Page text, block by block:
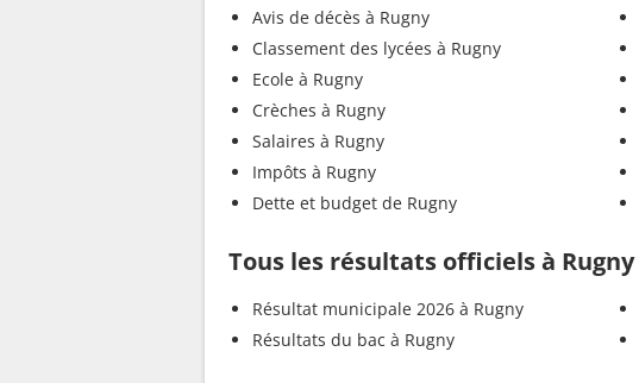
Avis de décès à Rugny
Classement des lycées à Rugny
Ecole à Rugny
Crèches à Rugny
Salaires à Rugny
Impôts à Rugny
Dette et budget de Rugny
Tous les résultats officiels à Rugny
Résultat municipale 2026 à Rugny
Résultats du bac à Rugny